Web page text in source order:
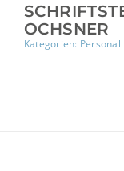
OCHSNER
Kategorien: